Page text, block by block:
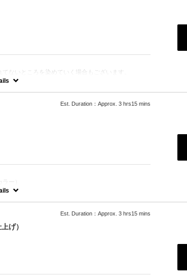
ないところを染めていく場合もございます。
Est. Duration：Approx. 3 hrs15 mins
ー）
Est. Duration：Approx. 3 hrs15 mins
げ）